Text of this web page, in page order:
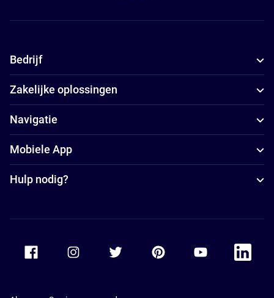
Bedrijf
Zakelijke oplossingen
Navigatie
Mobiele App
Hulp nodig?
Accor Youtube
Accor